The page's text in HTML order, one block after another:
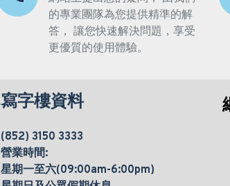
的專業團隊為您提供精準的解
答， 讓您快速解決問題，享受
更優質的使用體驗。
寫字樓資料
(852) 3150 3333
營業時間:
星期一至六(09:00am-6:00pm)